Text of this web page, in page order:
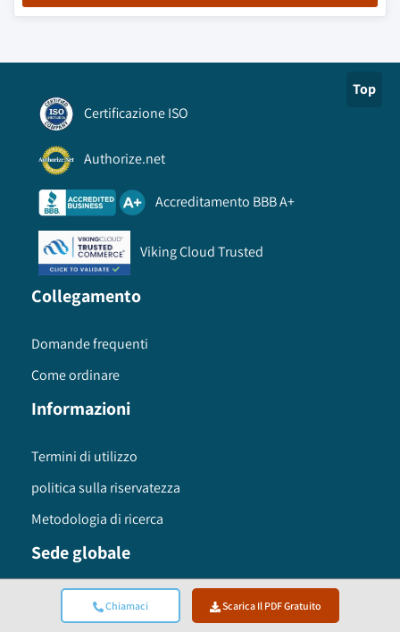
Chiamaci Scarica Il PDF Gratuito
Top
Certificazione ISO
Authorize.net
Accreditamento BBB A+
Viking Cloud Trusted
Collegamento
Domande frequenti
Come ordinare
Informazioni
Termini di utilizzo
politica sulla riservatezza
Metodologia di ricerca
Sede globale
Global Market Insights Inc. 4 North Main Street,
Selbyville, Delaware 19975 USA